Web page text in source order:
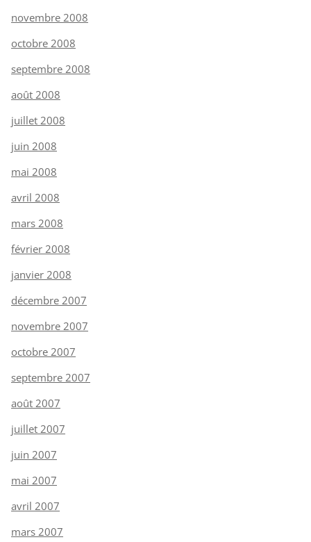
novembre 2008
octobre 2008
septembre 2008
août 2008
juillet 2008
juin 2008
mai 2008
avril 2008
mars 2008
février 2008
janvier 2008
décembre 2007
novembre 2007
octobre 2007
septembre 2007
août 2007
juillet 2007
juin 2007
mai 2007
avril 2007
mars 2007